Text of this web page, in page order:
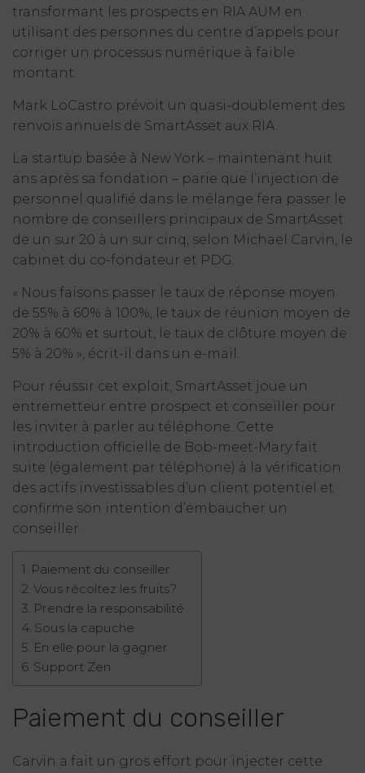
transformant les prospects en RIA AUM en
utilisant des personnes du centre d’appels pour
corriger un processus numérique à faible
montant.
Mark LoCastro prévoit un quasi-doublement des
renvois annuels de SmartAsset aux RIA.
La startup basée à New York – maintenant huit
ans après sa fondation – parie que l’injection de
personnel qualifié dans le mélange fera passer le
nombre de conseillers principaux de SmartAsset
de un sur 20 à un sur cinq, selon Michael Carvin, le
cabinet du co-fondateur et PDG.
« Nous faisons passer le taux de réponse moyen
de 55% à 60% à 100%, le taux de réunion moyen de
20% à 60% et surtout, le taux de clôture moyen de
5% à 20% », écrit-il dans un e-mail.
Pour réussir cet exploit, SmartAsset joue un
entremetteur entre prospect et conseiller pour
les inviter à parler au téléphone. Cette
introduction officielle de Bob-meet-Mary fait
suite (également par téléphone) à la vérification
des actifs investissables d’un client potentiel et
confirme son intention d’embaucher un
conseiller.
Paiement du conseiller
Vous récoltez les fruits?
Prendre la responsabilité
Sous la capuche
En elle pour la gagner
Support Zen
Paiement du conseiller
Carvin a fait un gros effort pour injecter cette